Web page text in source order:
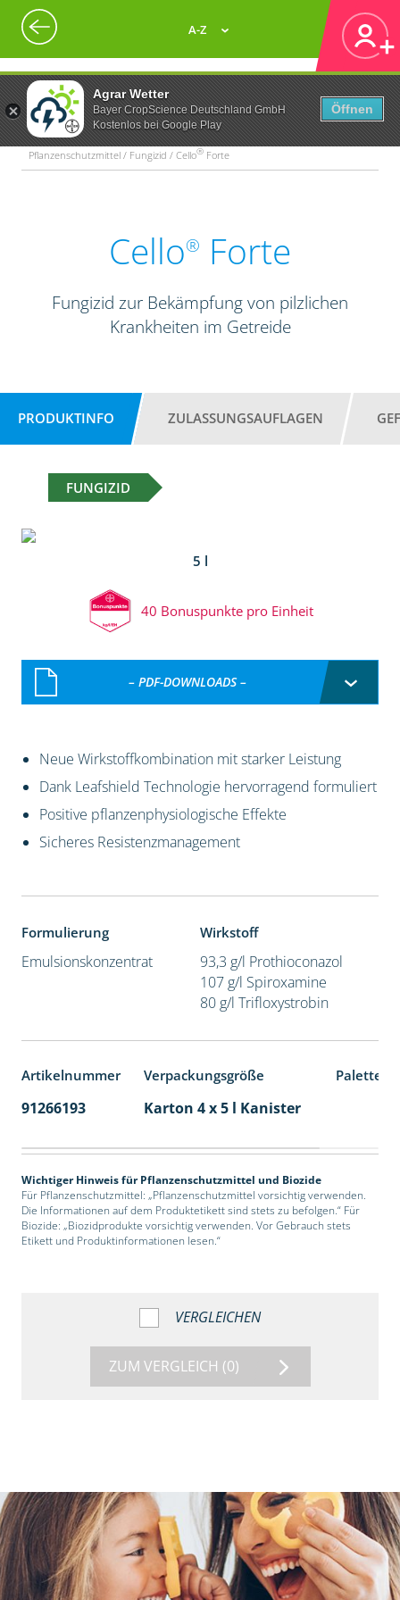
Agrar Wetter
Bayer CropScience Deutschland GmbH
Kostenlos bei Google Play
Öffnen
A-Z
Pflanzenschutzmittel / Fungizid / Cello® Forte
Cello® Forte
Fungizid zur Bekämpfung von pilzlichen
Krankheiten im Getreide
PRODUKTINFO ZULASSUNGSAUFLAGEN
FUNGIZID
5 l
40 Bonuspunkte pro Einheit
– PDF-DOWNLOADS –
Neue Wirkstoffkombination mit starker Leistung
Dank Leafshield Technologie hervorragend formuliert
Positive pflanzenphysiologische Effekte
Sicheres Resistenzmanagement
Formulierung
Emulsionskonzentrat
Wirkstoff
93,3 g/l Prothioconazol
107 g/l Spiroxamine
80 g/l Trifloxystrobin
Artikelnummer Verpackungsgröße
91266193 Karton 4 x 5 l Kanister
Wichtiger Hinweis für Pflanzenschutzmittel und Biozide
Für Pflanzenschutzmittel: „Pflanzenschutzmittel vorsichtig verwenden.
Die Informationen auf dem Produktetikett sind stets zu befolgen.“ Für
Biozide: „Biozidprodukte vorsichtig verwenden. Vor Gebrauch stets
Etikett und Produktinformationen lesen.“
VERGLEICHEN
ZUM VERGLEICH (0)